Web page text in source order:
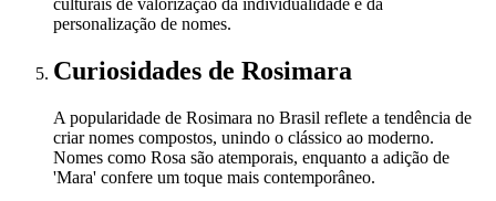
personalização de nomes.
Curiosidades de Rosimara
A popularidade de Rosimara no Brasil reflete a tendência de
criar nomes compostos, unindo o clássico ao moderno.
Nomes como Rosa são atemporais, enquanto a adição de
'Mara' confere um toque mais contemporâneo.